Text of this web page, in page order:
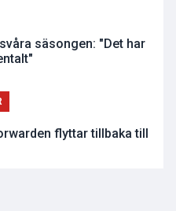
säsongen: "Det har
flyttar tillbaka till